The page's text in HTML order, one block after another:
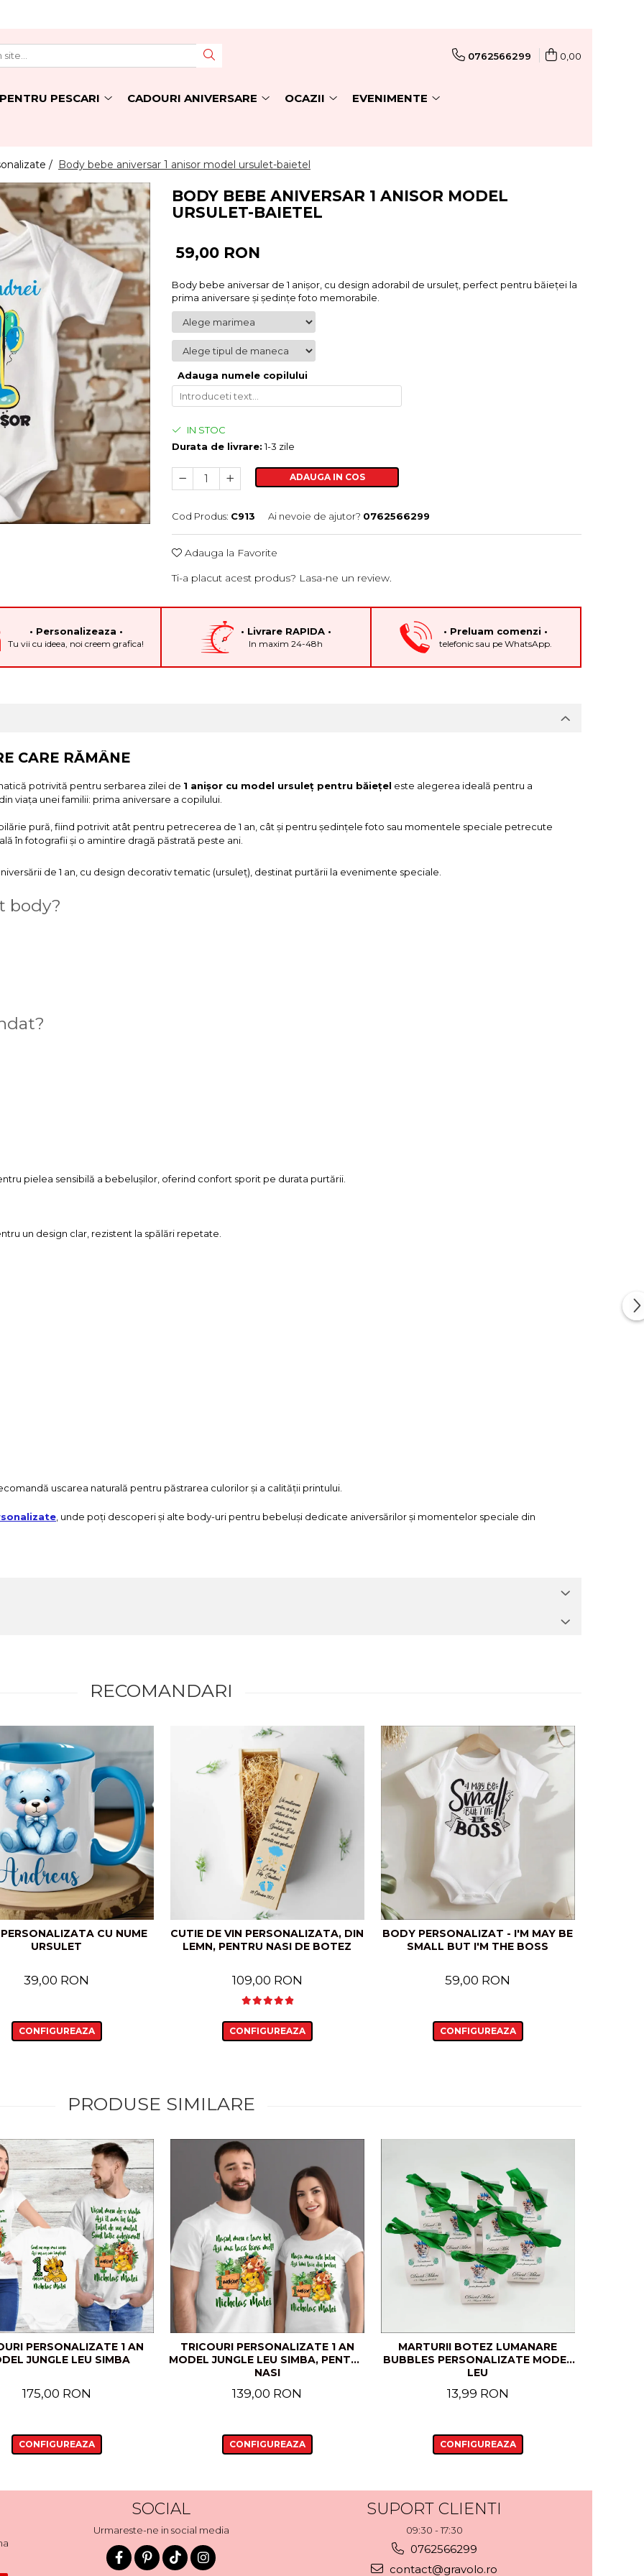
0762566299 0,00
PESCARI CADOURI ANIVERSARE OCAZII EVENIMENTE
/ Body bebe aniversar 1 anisor model ursulet-baietel
BODY BEBE ANIVERSAR 1 ANISOR MODEL
URSULET-BAIETEL
59,00 RON
Body bebe aniversar de 1 anișor, cu design adorabil de ursuleț, perfect pentru băieței la
prima aniversare și ședințe foto memorabile.
Adauga numele copilului
IN STOC
Durata de livrare:1-3 zile
ADAUGA IN COS
Cod Produs: C913 Ai nevoie de ajutor? 0762566299
Adauga la Favorite
Ti-a placut acest produs? Lasa-ne un review.
• Personalizeaza •
Tu vii cu ideea, noi creem grafica!
• Livrare RAPIDA •
In maxim 24-48h
• Preluam comenzi •
telefonic sau pe WhatsApp.
CARE RĂMÂNE
potrivită pentru serbarea zilei de 1 anișor cu model ursuleț pentru băiețel este alegerea ideală pentru a
viața unei familii: prima aniversare a copilului.
pură, fiind potrivit atât pentru petrecerea de 1 an, cât și pentru ședințele foto sau momentele speciale petrecute
în fotografii și o amintire dragă păstrată peste ani.
de 1 an, cu design decorativ tematic (ursuleț), destinat purtării la evenimente speciale.
body?
pielea sensibilă a bebelușilor, oferind confort sporit pe durata purtării.
un design clar, rezistent la spălări repetate.
uscarea naturală pentru păstrarea culorilor și a calității printului.
, unde poți descoperi și alte body-uri pentru bebeluși dedicate aniversărilor și momentelor speciale din
RECOMANDARI
CU NUME
URSULET
39,00 RON
CONFIGUREAZA
CUTIE DE VIN PERSONALIZATA, DIN
LEMN, PENTRU NASI DE BOTEZ
109,00 RON
CONFIGUREAZA
BODY PERSONALIZAT - I'M MAY BE
SMALL BUT I'M THE BOSS
59,00 RON
CONFIGUREAZA
PRODUSE SIMILARE
PERSONALIZATE 1 AN
JUNGLE LEU SIMBA
175,00 RON
CONFIGUREAZA
TRICOURI PERSONALIZATE 1 AN
MODEL JUNGLE LEU SIMBA, PENTRU
NASI
139,00 RON
CONFIGUREAZA
MARTURII BOTEZ LUMANARE
BUBBLES PERSONALIZATE MODEL
LEU
13,99 RON
CONFIGUREAZA
SOCIAL
Urmareste-ne in social media
SUPORT CLIENTI
09:30 - 17:30
0762566299
contact@gravolo.ro